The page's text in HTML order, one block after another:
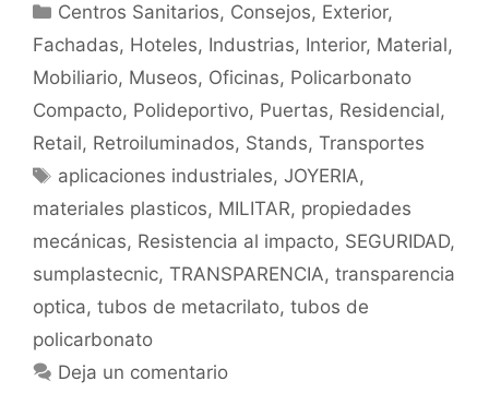
Centros Sanitarios, Consejos, Exterior,
Fachadas, Hoteles, Industrias, Interior, Material,
Mobiliario, Museos, Oficinas, Policarbonato
Compacto, Polideportivo, Puertas, Residencial,
Retail, Retroiluminados, Stands, Transportes
aplicaciones industriales,JOYERIA,
materiales plasticos, MILITAR, propiedades
mecánicas, Resistencia al impacto, SEGURIDAD,
sumplastecnic, TRANSPARENCIA, transparencia
optica, tubos de metacrilato, tubos de
policarbonato
Deja un comentario